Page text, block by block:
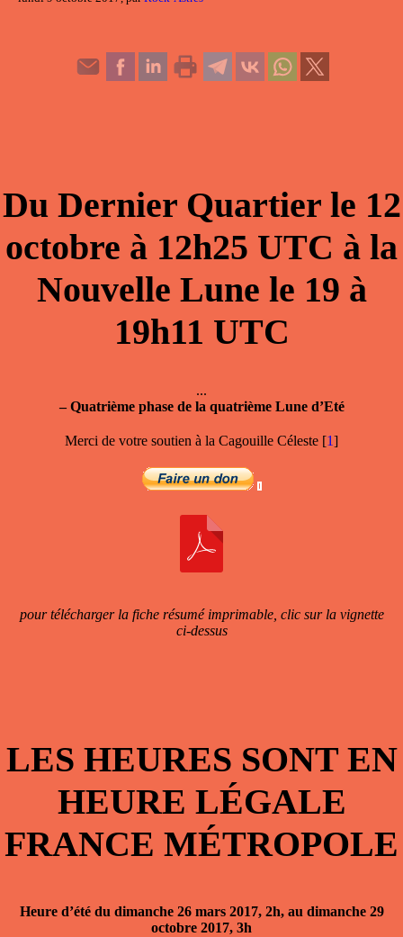
Du Dernier Quartierle 12
octobre à 12h25 UTC à la
Nouvelle Lune le 19 à
19h11 UTC
...
– Quatrième phase de la quatrième Lune d’Eté
Merci de votre soutien à la Cagouille Céleste [1]
pour télécharger la fiche résumé imprimable, clic sur la vignette
ci-dessus
LES HEURES SONT EN
HEURE LÉGALE
FRANCE MÉTROPOLE
Heure d’été du dimanche 26 mars 2017, 2h, au dimanche 29
octobre 2017, 3h